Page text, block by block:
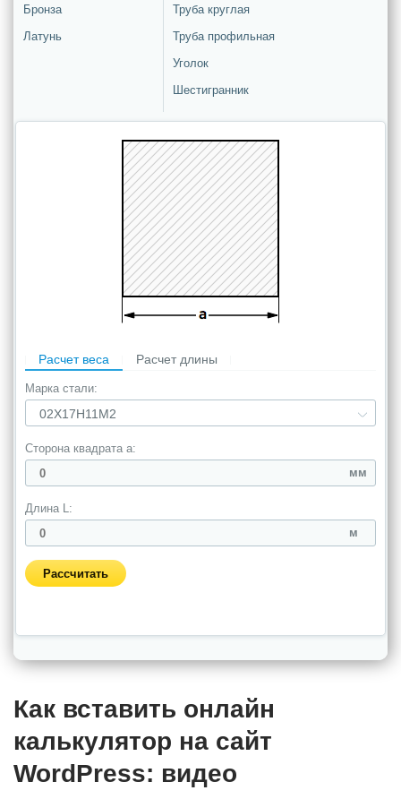
Как вставить онлайн
калькулятор на сайт
WordPress: видео